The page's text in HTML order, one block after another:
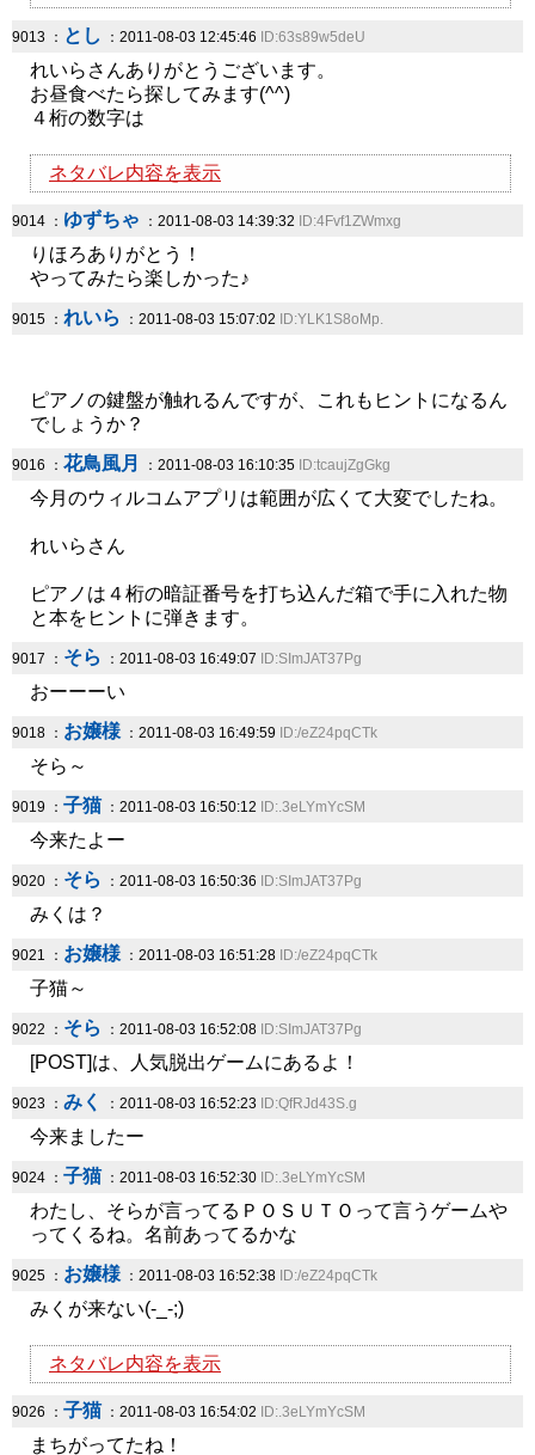
9013 ： とし ：2011-08-03 12:45:46 ID:63s89w5deU
れいらさんありがとうございます。
お昼食べたら探してみます(^^)
４桁の数字は
ネタバレ内容を表示
9014 ： ゆずちゃ ：2011-08-03 14:39:32 ID:4Fvf1ZWmxg
りほろありがとう！
やってみたら楽しかった♪
9015 ： れいら ：2011-08-03 15:07:02 ID:YLK1S8oMp.
ピアノの鍵盤が触れるんですが、これもヒントになるん
でしょうか？
9016 ： 花鳥風月 ：2011-08-03 16:10:35 ID:tcaujZgGkg
今月のウィルコムアプリは範囲が広くて大変でしたね。
れいらさん
ピアノは４桁の暗証番号を打ち込んだ箱で手に入れた物
と本をヒントに弾きます。
9017 ： そら ：2011-08-03 16:49:07 ID:SImJAT37Pg
おーーーい
9018 ： お嬢様：2011-08-03 16:49:59 ID:/eZ24pqCTk
そら～
9019 ： 子猫 ：2011-08-03 16:50:12 ID:.3eLYmYcSM
今来たよー
9020 ： そら ：2011-08-03 16:50:36 ID:SImJAT37Pg
みくは？
9021 ： お嬢様：2011-08-03 16:51:28 ID:/eZ24pqCTk
子猫～
9022 ： そら ：2011-08-03 16:52:08 ID:SImJAT37Pg
[POST]は、人気脱出ゲームにあるよ！
9023 ： みく ：2011-08-03 16:52:23 ID:QfRJd43S.g
今来ましたー
9024 ： 子猫 ：2011-08-03 16:52:30 ID:.3eLYmYcSM
わたし、そらが言ってるＰＯＳＵＴＯって言うゲームや
ってくるね。名前あってるかな
9025 ： お嬢様：2011-08-03 16:52:38 ID:/eZ24pqCTk
みくが来ない(-_-;)
ネタバレ内容を表示
9026 ： 子猫 ：2011-08-03 16:54:02 ID:.3eLYmYcSM
まちがってたね！